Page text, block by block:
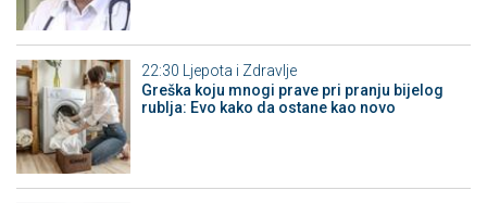
22:30
Ljepota i Zdravlje
Greška koju mnogi prave pri pranju bijelog
rublja: Evo kako da ostane kao novo